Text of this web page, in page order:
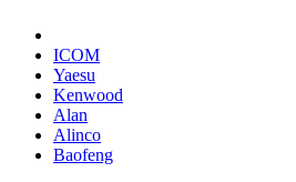
ICOM
Yaesu
Kenwood
Alan
Alinco
Baofeng